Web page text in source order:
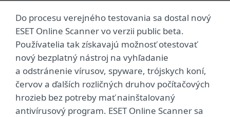
Do procesu verejného testovania sa dostal nový
ESET Online Scanner vo verzii public beta.
Používatelia tak získavajú možnosť otestovať
nový bezplatný nástroj na vyhľadanie
a odstránenie vírusov, spyware, trójskych koní,
červov a ďalších rozličných druhov počítačových
hrozieb bez potreby mať nainštalovaný
antivírusový program. ESET Online Scanner sa